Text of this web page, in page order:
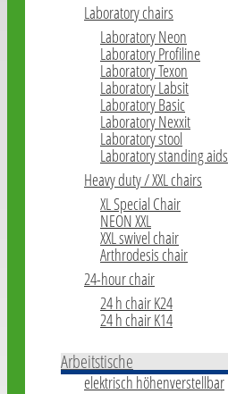
Laboratory chairs
Laboratory Neon
Laboratory Profiline
Laboratory Texon
Laboratory Labsit
Laboratory Basic
Laboratory Nexxit
Laboratory stool
Laboratory standing aids
Heavy duty / XXL chairs
XL Special Chair
NEON XXL
XXL swivel chair
Arthrodesis chair
24-hour chair
24 h chair K24
24 h chair K14
Arbeitstische
elektrisch höhenverstellbar